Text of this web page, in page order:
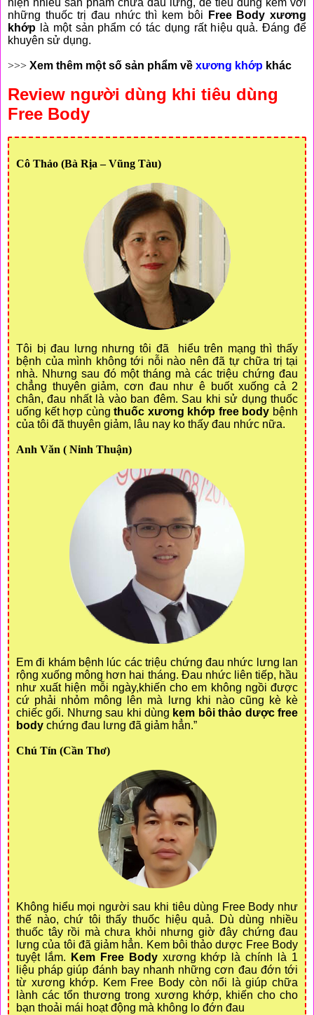
hiện nhiều sản phẩm chữa đau lưng, để tiêu dùng kèm với
những thuốc trị đau nhức thì kem bôi
Free Body xương
khớp là một sản phẩm có tác dụng rất hiệu quả. Đáng để
khuyên sử dụng.
>>> Xem thêm một số sản phẩm về xương khớp khác
Review người dùng khi tiêu dùng
Free Body
Cô Thảo (Bà Rịa – Vũng Tàu)
Tôi bị đau lưng nhưng tôi đã hiểu trên mạng thì thấy
bệnh của mình không tới nỗi nào nên đã tự chữa trị tại
nhà. Nhưng sau đó một tháng mà các triệu chứng đau
chẳng thuyên giảm, cơn đau như ê buốt xuống cả 2
chân, đau nhất là vào ban đêm. Sau khi sử dụng thuốc
uống kết hợp cùngthuốc xương khớp free body bệnh
của tôi đã thuyên giảm, lâu nay ko thấy đau nhức nữa.
Anh Văn ( Ninh Thuận)
Em đi khám bệnh lúc các triệu chứng đau nhức lưng lan
rộng xuống mông hơn hai tháng. Đau nhức liên tiếp, hầu
như xuất hiện mỗi ngày,khiến cho em không ngồi được
cứ phải nhỏm mông lên mà lưng khi nào cũng kè kè
chiếc gối. Nhưng sau khi dùng kem bôi thảo dược free
body chứng đau lưng đã giảm hẳn.”
Chú Tín (Cần Thơ)
Không hiểu mọi người sau khi tiêu dùng Free Body như
thế nào, chứ tôi thấy thuốc hiệu quả. Dù dùng nhiều
thuốc tây rồi mà chưa khỏi nhưng giờ đây chứng đau
lưng của tôi đã giảm hẳn. Kem bôi thảo dược Free Body
tuyệt lắm.
Kem Free Bodyxương khớp là chính là 1
liệu pháp giúp đánh bay nhanh những cơn đau đớn tới
từ xương khớp. Kem Free Body còn nổi là giúp chữa
lành các tổn thương trong xương khớp, khiến cho cho
bạn thoải mái hoạt động mà không lo đớn đau